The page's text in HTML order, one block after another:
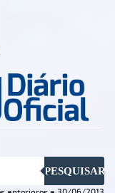
PESQUISAR